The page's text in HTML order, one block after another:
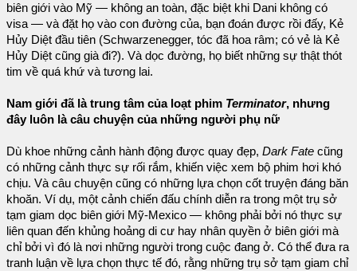
biên giới vào Mỹ — không an toàn, đặc biệt khi Dani không có
visa — và đặt họ vào con đường của, bạn đoán được rồi đấy, Kẻ
Hủy Diệt đầu tiên (Schwarzenegger, tóc đã hoa râm; có vẻ là Kẻ
Hủy Diệt cũng già đi?). Và dọc đường, họ biết những sự thật thót
tim về quá khứ và tương lai.
Nam giới đã là trung tâm của loạt phim Terminator, nhưng
đây luôn là câu chuyện của những người phụ nữ
Dù khoe những cảnh hành động được quay đẹp, Dark Fate cũng
có những cảnh thực sự rối rắm, khiến việc xem bộ phim hơi khó
chịu. Và câu chuyện cũng có những lựa chọn cốt truyện đáng băn
khoăn. Ví dụ, một cảnh chiến đấu chính diễn ra trong một trụ sở
tạm giam dọc biên giới Mỹ-Mexico — không phải bởi nó thực sự
liên quan đến khủng hoảng di cư hay nhân quyền ở biên giới mà
chỉ bởi vì đó là nơi những người trong cuộc đang ở. Có thể đưa ra
tranh luận về lựa chọn thực tế đó, rằng những trụ sở tạm giam chỉ